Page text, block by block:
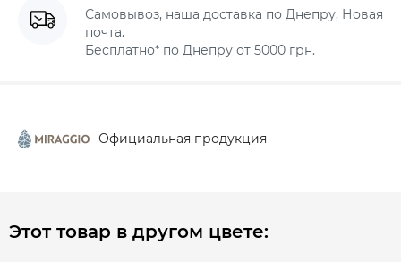
Самовывоз, наша доставка по Днепру, Новая
почта.
Бесплатно* по Днепру от 5000 грн.
Официальная продукция
Этот товар в другом цвете: